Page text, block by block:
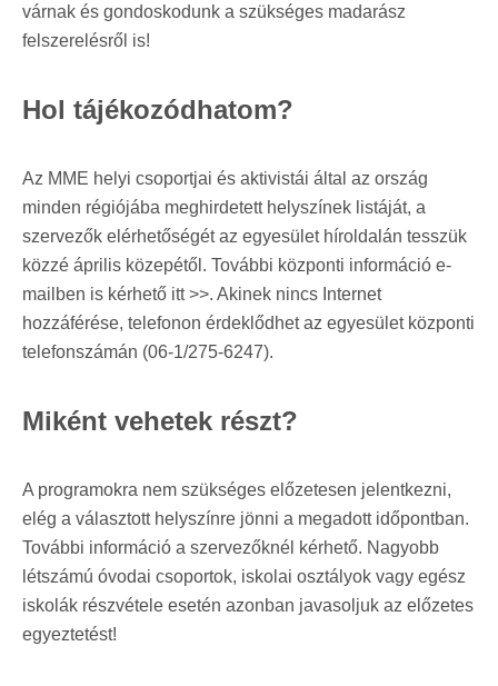
várnak és gondoskodunk a szükséges madarász
felszerelésről is!
Hol tájékozódhatom?
Az MME helyi csoportjai és aktivistái által az ország
minden régiójába meghirdetett helyszínek listáját, a
szervezők elérhetőségét az egyesület híroldalán tesszük
közzé április közepétől. További központi információ e-
mailben is kérhető itt >>. Akinek nincs Internet
hozzáférése, telefonon érdeklődhet az egyesület központi
telefonszámán (06-1/275-6247).
Miként vehetek részt?
A programokra nem szükséges előzetesen jelentkezni,
elég a választott helyszínre jönni a megadott időpontban.
További információ a szervezőknél kérhető. Nagyobb
létszámú óvodai csoportok, iskolai osztályok vagy egész
iskolák részvétele esetén azonban javasoljuk az előzetes
egyeztetést!